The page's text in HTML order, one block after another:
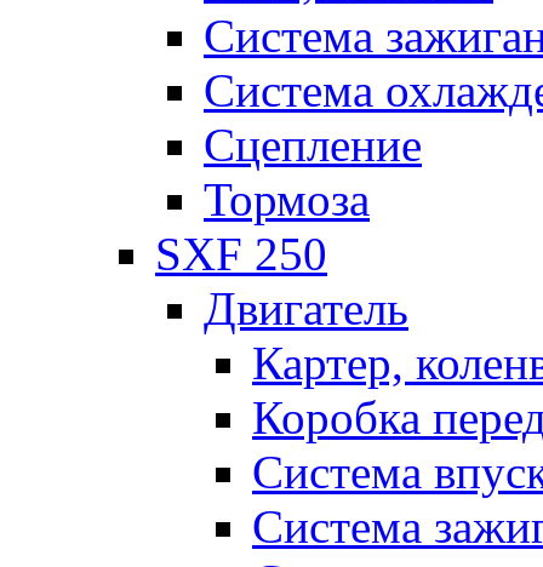
Система
Система
Сцепление
Тормоза
SXF 250
Двигатель
Картер,
Коробка
Система
Система